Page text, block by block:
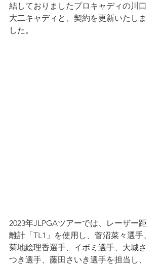
結しておりましたプロキャディの川口
大二キャディと、契約を更新いたしま
した。
2023年JLPGAツアーでは、レーザー距
離計「TL1」を使用し、菅沼菜々選手、
菊地絵理香選手、イボミ選手、大城さ
つき選手、藤田さいき選手を担当し、